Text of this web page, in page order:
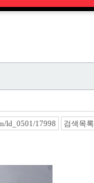
ld_0501/17998 검색목록